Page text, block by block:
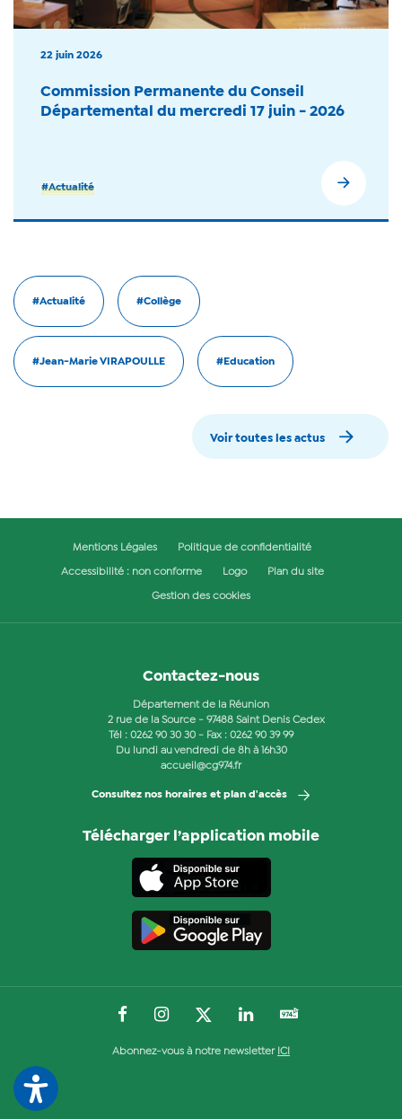
22 juin 2026
Commission Permanente du Conseil
Départemental du mercredi 17 juin - 2026
#Actualité
#Actualité #Collège
#Jean-Marie VIRAPOULLE #Education
Voir toutes les actus
Mentions Légales Politique de confidentialité
Accessibilité : non conforme Logo Plan du site
Gestion des cookies
Contactez-nous
Département de la Réunion
2 rue de la Source - 97488 Saint Denis Cedex
Tél : 0262 90 30 30 - Fax : 0262 90 39 99
Du lundi au vendredi de 8h à 16h30
accueil@cg974.fr
Consultez nos horaires et plan d'accès
Télécharger l’application mobile
Abonnez-vous à notre newsletter ICI